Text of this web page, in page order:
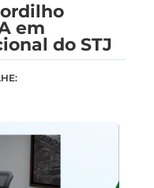
em
do STJ